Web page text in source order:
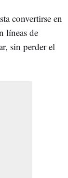
convertirse en
líneas de
sin perder el